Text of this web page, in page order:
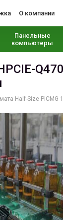
О компании
Панельные
компьютеры
Half-Size